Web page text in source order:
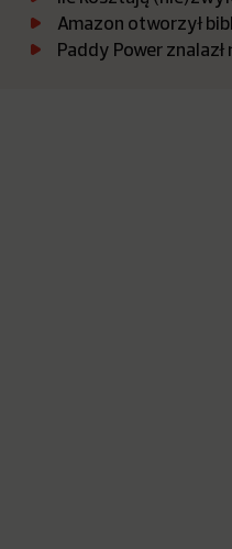
Amazon otworzył
Paddy Power